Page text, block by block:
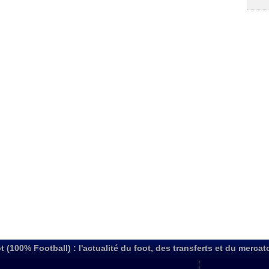
(100% Football) : l'actualité du foot, des transferts et du